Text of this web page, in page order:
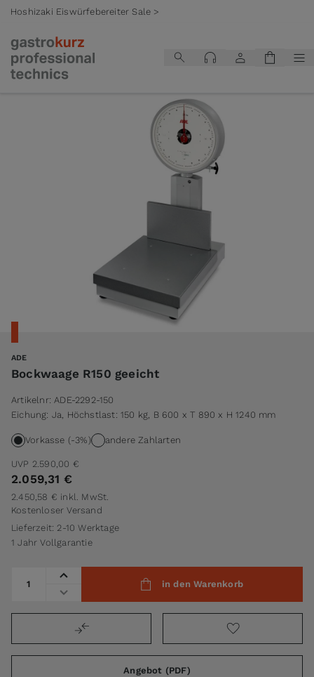
Hoshizaki Eiswürfebereiter Sale >
ADE
Bockwaage R150 geeicht
Artikelnr: ADE-2292-150
Eichung: Ja, Höchstlast: 150 kg, B 600 x T 890 x H 1240 mm
Vorkasse (-3%) andere Zahlarten
UVP 2.590,00 €
2.059,31 €
2.450,58 € inkl. MwSt.
Kostenloser Versand
Lieferzeit: 2-10 Werktage
1 Jahr Vollgarantie
in den Warenkorb
Angebot (PDF)